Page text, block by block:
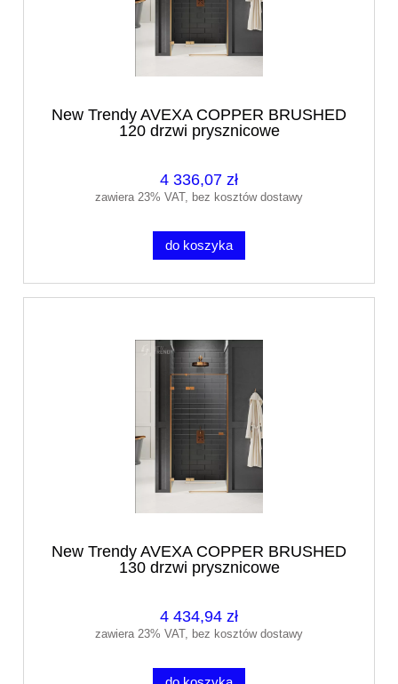
New Trendy AVEXA COPPER BRUSHED
120 drzwi prysznicowe
4 336,07 zł
zawiera 23% VAT, bez kosztów dostawy
do koszyka
New Trendy AVEXA COPPER BRUSHED
130 drzwi prysznicowe
4 434,94 zł
zawiera 23% VAT, bez kosztów dostawy